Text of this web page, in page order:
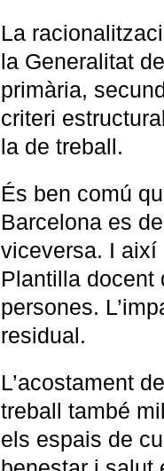
La
la Generalitat
primària,
criteri
la de treball.
És ben comú
Barcelona es
viceversa. I així
Plantilla docent
persones.
residual.
L’acostament
treball també
els espais de